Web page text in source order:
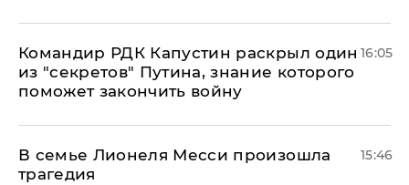
Командир РДК Капустин раскрыл один
из "секретов" Путина, знание которого
поможет закончить войну
16:05
В семье Лионеля Месси произошла
трагедия
15:46